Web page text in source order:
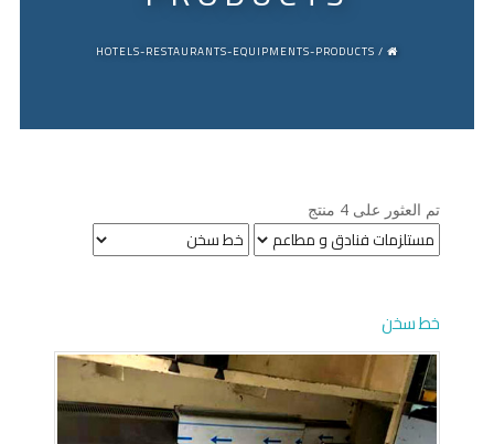
/ HOTELS-RESTAURANTS-EQUIPMENTS-PRODUCTS
تم العثور على 4 منتج
خط سخن